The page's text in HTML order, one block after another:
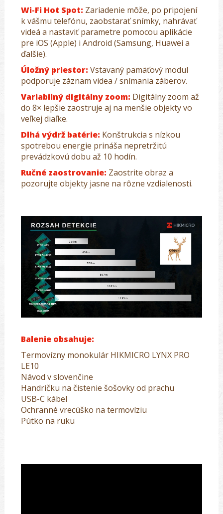
Wi-Fi Hot Spot: Zariadenie môže, po pripojení
k vášmu telefónu, zaobstarať snímky, nahrávať
videá a nastaviť parametre pomocou aplikácie
pre iOS (Apple) i Android (Samsung, Huawei a
ďalšie).
Úložný priestor: Vstavaný pamäťový modul
podporuje záznam videa / snímania záberov.
Variabilný digitálny zoom: Digitálny zoom až
do 8× lepšie zaostruje aj na menšie objekty vo
veľkej diaľke.
Dlhá výdrž batérie: Konštrukcia s nízkou
spotrebou energie prináša nepretržitú
prevádzkovú dobu až 10 hodín.
Ručné zaostrovanie: Zaostrite obraz a
pozorujte objekty jasne na rôzne vzdialenosti.
Balenie obsahuje:
Termovízny monokulár HIKMICRO LYNX PRO
LE10
Návod v slovenčine
Handričku na čistenie šošovky od prachu
USB-C kábel
Ochranné vrecúško na termovíziu
Pútko na ruku